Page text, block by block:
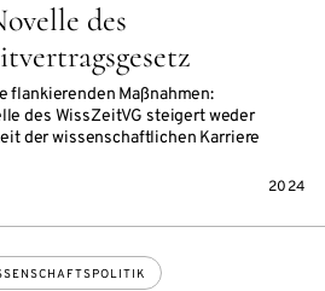
des
flankierenden Maßnahmen:
des WissZeitVG steigert weder
der wissenschaftlichen Karriere
2024